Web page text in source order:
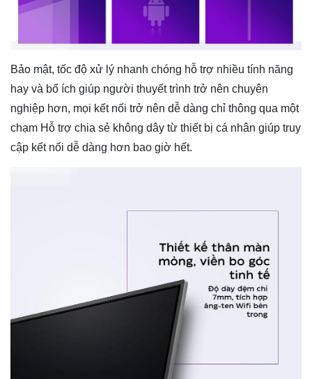
Bảo mật, tốc độ xử lý nhanh chóng hỗ trợ nhiều tính năng
hay và bổ ích giúp người thuyết trình trở nên chuyên
nghiệp hơn, mọi kết nối trở nên dễ dàng chỉ thông qua một
chạm Hỗ trợ chia sẻ không dây từ thiết bị cá nhân giúp truy
cập kết nối dễ dàng hơn bao giờ hết.